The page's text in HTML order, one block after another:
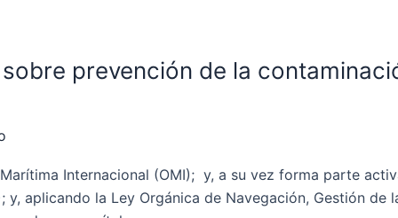
prevención de la
Internacional (OMI); y, a su vez forma parte
y, aplicando la Ley Orgánica de Navegación, Gestión